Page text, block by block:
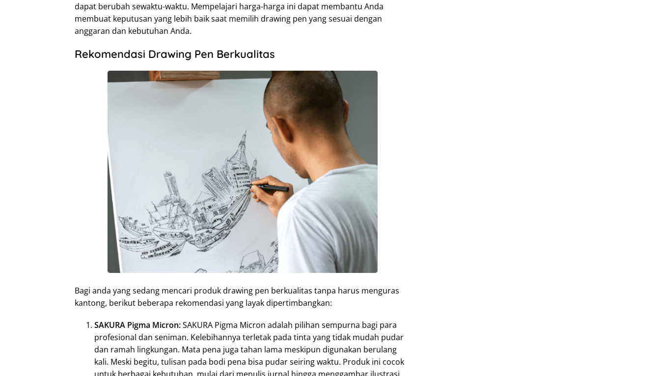
dapat berubah sewaktu-waktu. Mempelajari harga-harga ini dapat membantu Anda
membuat keputusan yang lebih baik saat memilih drawing pen yang sesuai dengan
anggaran dan kebutuhan Anda.
Rekomendasi Drawing Pen Berkualitas
Bagi anda yang sedang mencari produk drawing pen berkualitas tanpa harus menguras
kantong, berikut beberapa rekomendasi yang layak dipertimbangkan:
SAKURA Pigma Micron:SAKURA Pigma Micron adalah pilihan sempurna bagi para
profesional dan seniman. Kelebihannya terletak pada tinta yang tidak mudah pudar
dan ramah lingkungan. Mata pena juga tahan lama meskipun digunakan berulang
kali. Meski begitu, tulisan pada bodi pena bisa pudar seiring waktu. Produk ini cocok